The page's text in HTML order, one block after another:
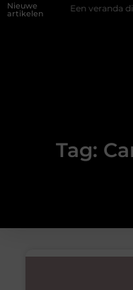
Nieuwe
artikelen Een veranda die
Tag: